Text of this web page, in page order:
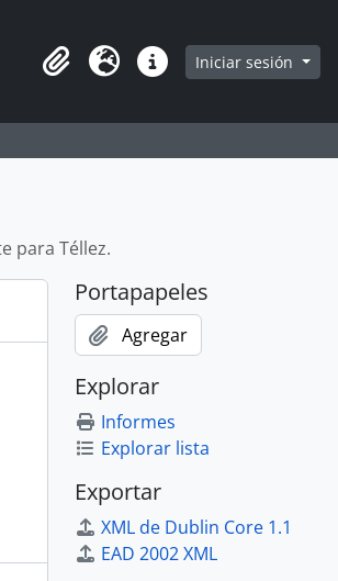
Portapapeles
Idioma Enlaces rápidos
Iniciar sesión
para Téllez.
Portapapeles
Agregar
Explorar
Informes
Explorar lista
Exportar
XML de Dublin Core 1.1
EAD 2002 XML